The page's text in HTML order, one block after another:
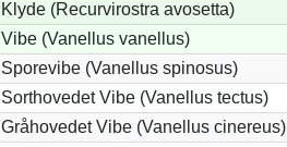
Klyde (Recurvirostra avosetta)
Vibe (Vanellus vanellus)
Sporevibe (Vanellus spinosus)
Sorthovedet Vibe (Vanellus tectus)
Gråhovedet Vibe (Vanellus cinereus)